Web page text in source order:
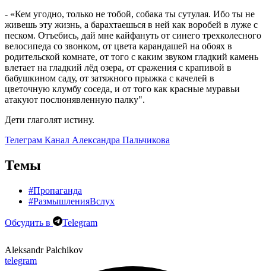
- «Кем угодно, только не тобой, собака ты сутулая. Ибо ты не
живешь эту жизнь, а барахтаешься в ней как воробей в луже с
песком. Отъебись, дай мне кайфануть от синего трехколесного
велосипеда со звонком, от цвета карандашей на обоях в
родительской комнате, от того с каким звуком гладкий камень
влетает на гладкий лёд озера, от сражения с крапивой в
бабушкином саду, от затяжного прыжка с качелей в
цветочную клумбу соседа, и от того как красные муравьи
атакуют послюнявленную палку".
Дети глаголят истину.
Телеграм Канал Александра Пальчикова
Темы
#Пропаганда
#РазмышленияВслух
Обсудить в Telegram
Aleksandr Palchikov
telegram